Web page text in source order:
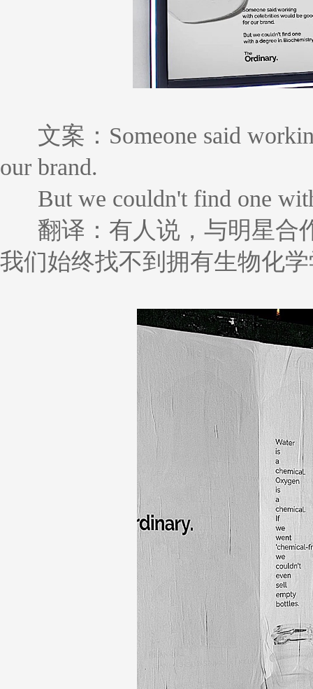
文案：Someone said
our brand.
But we couldn't find one
翻译：有人说，与明星合
我们始终找不到拥有生物化